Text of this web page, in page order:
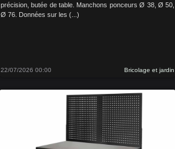
précision, butée de table. Manchons ponceurs Ø 38, Ø 50,
Ø 76. Données sur les (...)
22/07/2026 00:00 Bricolage et jardin